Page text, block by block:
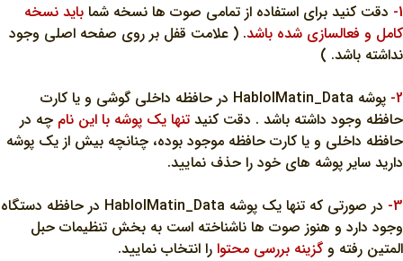
1- دقت کنيد براي استفاده از تمامي صوت ها نسخه شما بايد نسخه
کامل و فعالسازي شده باشد. ( علامت قفل بر روي صفحه اصلي وجود
نداشته باشد. )
2-
پوشه HablolMatin_Data در حافظه داخلي گوشي و يا کارت
حافظه وجود داشته باشد . دقت کنيد تنها يک پوشه با اين نام چه در
حافظه داخلي و يا کارت حافظه موجود بوده، چنانچه بيش از يک پوشه
داريد ساير پوشه هاي خود را حذف نماييد.
3-
در صورتي که تنها يک پوشه HablolMatin_Data در حافظه دستگاه
وجود دارد و هنوز صوت ها ناشناخته است به بخش تنظيمات حبل
المتين رفته و گزينه بررسي محتوا را انتخاب نماييد.